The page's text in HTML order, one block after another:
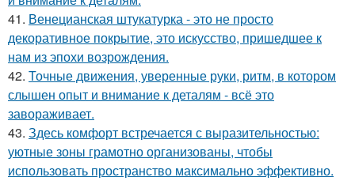
41. Венецианская штукатурка - это не просто
декоративное покрытие, это искусство, пришедшее к
нам из эпохи возрождения.
42. Точные движения, уверенные руки, ритм, в котором
слышен опыт и внимание к деталям - всё это
завораживает.
43. Здесь комфорт встречается с выразительностью:
уютные зоны грамотно организованы, чтобы
использовать пространство максимально эффективно.